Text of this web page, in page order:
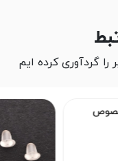
گردآوری کرده ایم